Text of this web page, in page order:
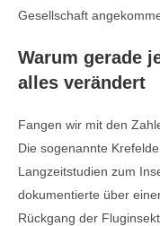
Gesellschaft
Warum gerade
alles verändert
Fangen wir mit den
Die sogenannte
Langzeitstudien zum
dokumentierte über
Rückgang der